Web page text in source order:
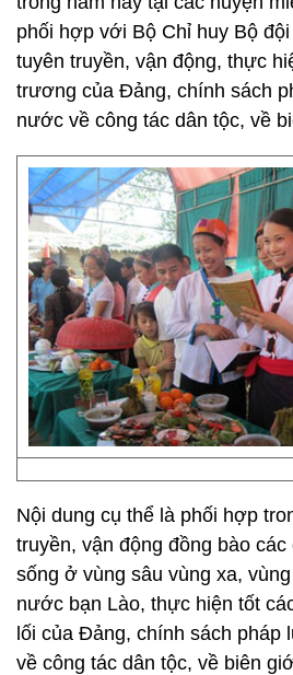
phối hợp với Bộ Chỉ huy Bộ
tuyên truyền, vận động, thực
trương của Đảng, chính sách
nước về công tác dân tộc, về
Nội dung cụ thể là phối hợp
truyền, vận động đồng bào
sống ở vùng sâu vùng xa,
nước bạn Lào, thực hiện tốt
lối của Đảng, chính sách pháp
về công tác dân tộc, về biên